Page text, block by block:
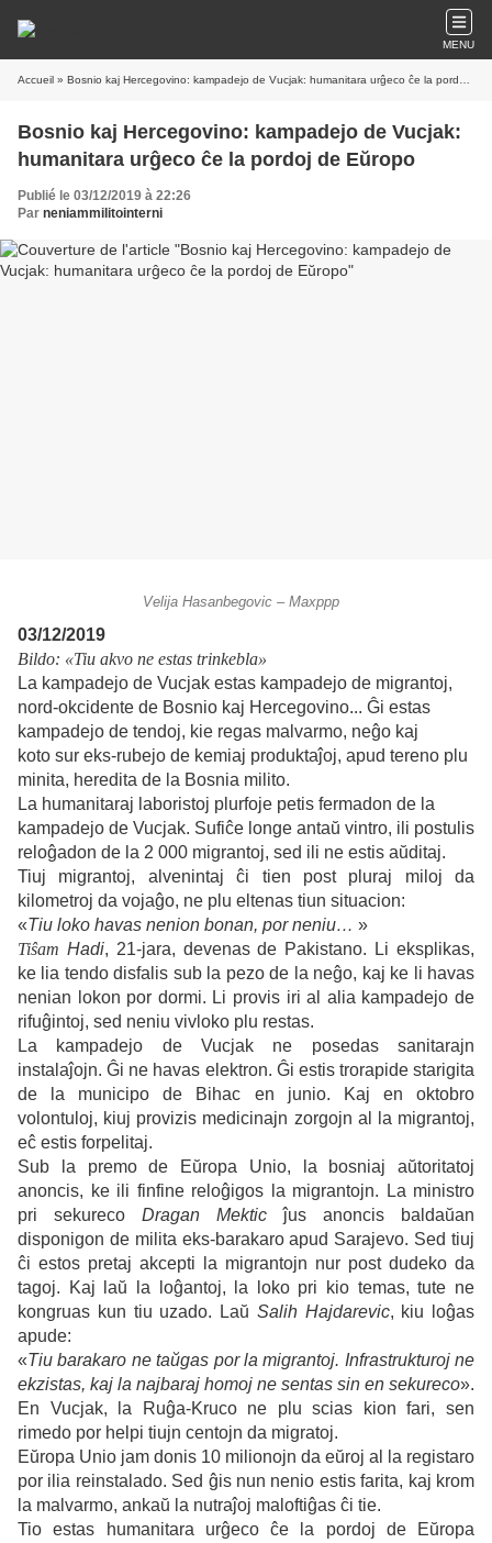
MENU
Accueil » Bosnio kaj Hercegovino: kampadejo de Vucjak: humanitara urĝeco ĉe la pordoj de Eŭropo
Bosnio kaj Hercegovino: kampadejo de Vucjak:
humanitara urĝeco ĉe la pordoj de Eŭropo
Publié le 03/12/2019 à 22:26
Par neniammilitointerni
Velija Hasanbegovic – Maxppp
03/12/2019
Bildo: «Tiu akvo ne estas trinkebla»
La kampadejo de Vucjak estas kampadejo de migrantoj,
nord-okcidente de Bosnio kaj Hercegovino... Ĝi estas
kampadejo de tendoj, kie regas malvarmo, neĝo kaj
koto sur eks-rubejo de kemiaj produktaĵoj, apud tereno plu
minita, heredita de la Bosnia milito.
La humanitaraj laboristoj plurfoje petis fermadon de la
kampadejo de Vucjak. Sufiĉe longe antaŭ vintro, ili postulis
reloĝadon de la 2 000 migrantoj, sed ili ne estis aŭditaj.
Tiuj migrantoj, alvenintaj ĉi tien post pluraj miloj da
kilometroj da vojaĝo, ne plu eltenas tiun situacion:
«Tiu loko havas nenion bonan, por neniu… »
Tiŝam Hadi, 21-jara, devenas de Pakistano. Li eksplikas,
ke lia tendo disfalis sub la pezo de la neĝo, kaj ke li havas
nenian lokon por dormi. Li provis iri al alia kampadejo de
rifuĝintoj, sed neniu vivloko plu restas.
La kampadejo de Vucjak ne posedas sanitarajn
instalaĵojn. Ĝi ne havas elektron. Ĝi estis trorapide starigita
de la municipo de Bihac en junio. Kaj en oktobro
volontuloj, kiuj provizis medicinajn zorgojn al la migrantoj,
eĉ estis forpelitaj.
Sub la premo de Eŭropa Unio, la bosniaj aŭtoritatoj
anoncis, ke ili finfine reloĝigos la migrantojn. La ministro
pri sekureco Dragan Mektic ĵus anoncis baldaŭan
disponigon de milita eks-barakaro apud Sarajevo. Sed tiuj
ĉi estos pretaj akcepti la migrantojn nur post dudeko da
tagoj. Kaj laŭ la loĝantoj, la loko pri kio temas, tute ne
kongruas kun tiu uzado. Laŭ Salih Hajdarevic, kiu loĝas
apude:
«Tiu barakaro ne taŭgas por la migrantoj. Infrastrukturoj ne
ekzistas, kaj la najbaraj homoj ne sentas sin en sekureco».
En Vucjak, la Ruĝa-Kruco ne plu scias kion fari, sen
rimedo por helpi tiujn centojn da migratoj.
Eŭropa Unio jam donis 10 milionojn da eŭroj al la registaro
por ilia reinstalado. Sed ĝis nun nenio estis farita, kaj krom
la malvarmo, ankaŭ la nutraĵoj maloftiĝas ĉi tie.
Tio estas humanitara urĝeco ĉe la pordoj de Eŭropa